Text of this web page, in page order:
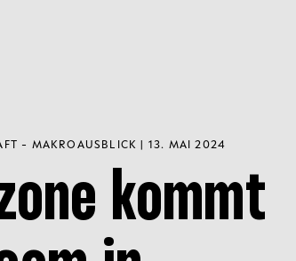
- MAKROAUSBLICK | 13. MAI 2024
kommt